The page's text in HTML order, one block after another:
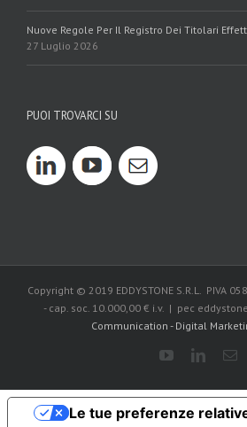
Nuove Regole Per Il Registro Dei Titolari
27 Luglio 2026
PUOI TROVARCI SU
Copyright © 2019 EDDYSTONE S.R.L. PIVA
- cap. soc. 10.000,00 € i.v. | pec
Communication - Digital
Le tue preferenze